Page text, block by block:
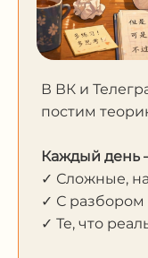
В ВК и
постим
Каждый день
✓ Сложные,
✓ С
✓ Те, что